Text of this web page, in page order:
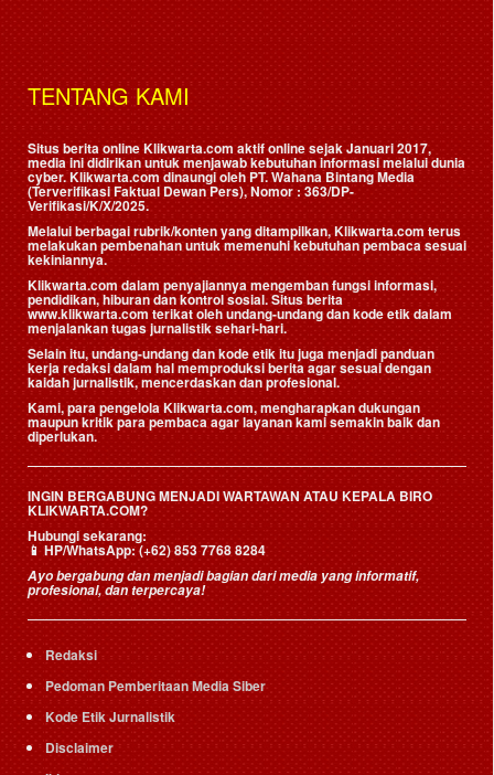
TENTANG KAMI
Situs berita online Klikwarta.com aktif online sejak Januari 2017,
media ini didirikan untuk menjawab kebutuhan informasi melalui dunia
cyber. Klikwarta.com dinaungi oleh PT. Wahana Bintang Media
(Terverifikasi Faktual Dewan Pers), Nomor : 363/DP-
Verifikasi/K/X/2025.
Melalui berbagai rubrik/konten yang ditampilkan, Klikwarta.com terus
melakukan pembenahan untuk memenuhi kebutuhan pembaca sesuai
kekiniannya.
Klikwarta.com dalam penyajiannya mengemban fungsi informasi,
pendidikan, hiburan dan kontrol sosial. Situs berita
www.klikwarta.com terikat oleh undang-undang dan kode etik dalam
menjalankan tugas jurnalistik sehari-hari.
Selain itu, undang-undang dan kode etik itu juga menjadi panduan
kerja redaksi dalam hal memproduksi berita agar sesuai dengan
kaidah jurnalistik, mencerdaskan dan profesional.
Kami, para pengelola Klikwarta.com, mengharapkan dukungan
maupun kritik para pembaca agar layanan kami semakin baik dan
diperlukan.
INGIN BERGABUNG MENJADI WARTAWAN ATAU KEPALA BIRO
KLIKWARTA.COM?
Hubungi sekarang:
📱HP/WhatsApp:(+62) 853 7768 8284
Ayo bergabung dan menjadi bagian dari media yang informatif,
profesional, dan terpercaya!
Redaksi
Pedoman Pemberitaan Media Siber
Kode Etik Jurnalistik
Disclaimer